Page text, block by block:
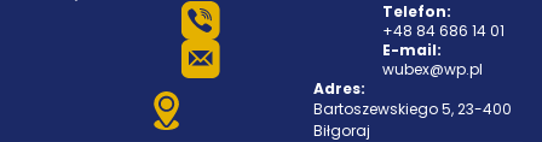
Telefon:
+48 84 686 14 01
E-mail:
wubex@wp.pl
Adres:
Bartoszewskiego 5, 23-400
Biłgoraj